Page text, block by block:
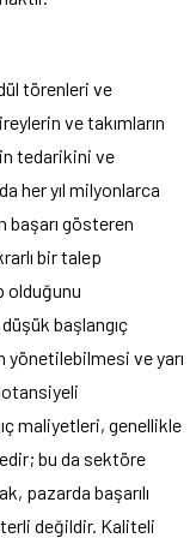
törenleri ve
ve takımların
tedarikini ve
her yıl milyonlarca
başarı gösteren
bir talep
olduğunu
başlangıç
ve yarı
maliyetleri, genellikle
bu da sektöre
pazarda başarılı
değildir. Kaliteli